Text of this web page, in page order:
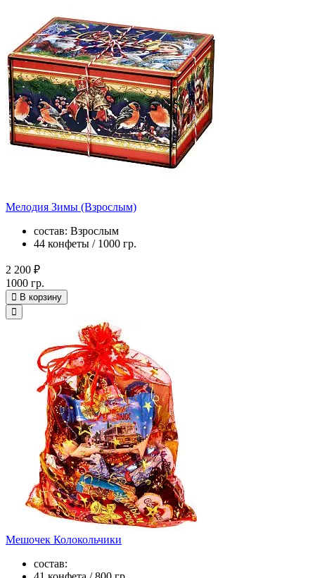
Мелодия Зимы (Взрослым)
состав: Взрослым
44 конфеты / 1000 гр.
2 200 ₽
1000 гр.
В корзину
Мешочек Колокольчики
состав: